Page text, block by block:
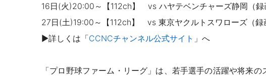
16日(火)20:00～【112ch】 vs ハヤテベンチャーズ静岡（録
27日(土)19:00～【112ch】 vs 東京ヤクルトスワローズ（録
▶詳しくは「CCNCチャンネル公式サイト 」へ
「プロ野球ファーム・リーグ」は、若手選手の活躍や将来